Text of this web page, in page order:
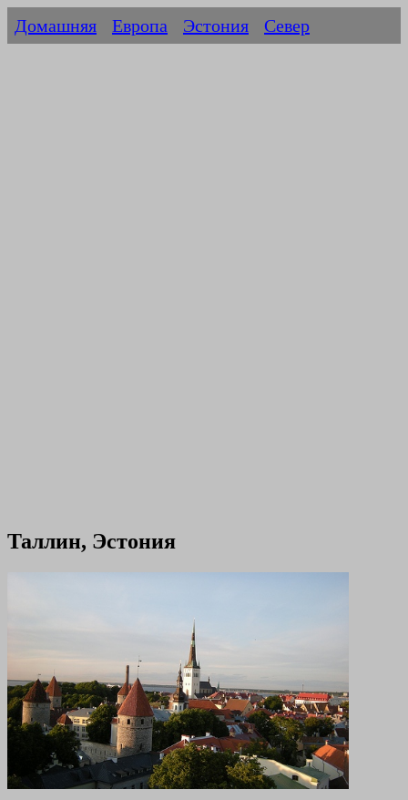
Домашняя Европа Эстония Север
Таллин, Эстония